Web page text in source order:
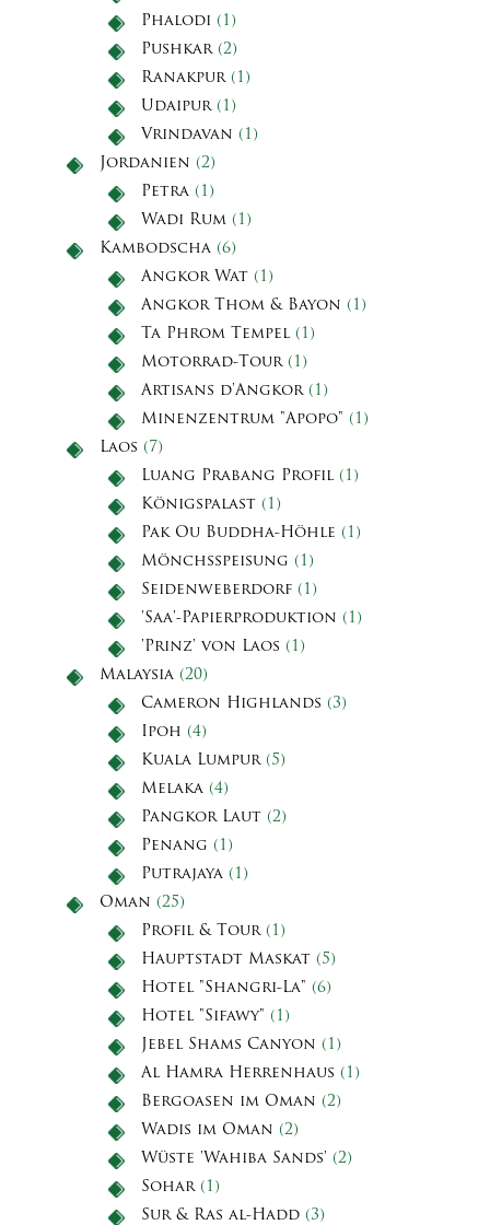
Phalodi (1)
Pushkar(2)
Ranakpur(1)
Udaipur(1)
Vrindavan (1)
Jordanien (2)
Petra (1)
Wadi Rum (1)
Kambodscha (6)
Angkor Wat (1)
Angkor Thom & Bayon (1)
Ta Phrom Tempel (1)
Motorrad-Tour(1)
Artisans d'Angkor(1)
Minenzentrum "Apopo" (1)
Laos (7)
Luang Prabang Profil (1)
Königspalast (1)
Pak Ou Buddha-Höhle (1)
Mönchsspeisung (1)
Seidenweberdorf (1)
'Saa'-Papierproduktion (1)
'Prinz' von Laos (1)
Malaysia (20)
Cameron Highlands (3)
Ipoh (4)
Kuala Lumpur(5)
Melaka (4)
Pangkor Laut (2)
Penang (1)
Putrajaya (1)
Oman (25)
Profil & Tour(1)
Hauptstadt Maskat (5)
Hotel "Shangri-La" (6)
Hotel "Sifawy" (1)
Jebel Shams Canyon (1)
Al Hamra Herrenhaus (1)
Bergoasen im Oman (2)
Wadis im Oman (2)
Wüste 'Wahiba Sands' (2)
Sohar(1)
Sur & Ras al-Hadd (3)